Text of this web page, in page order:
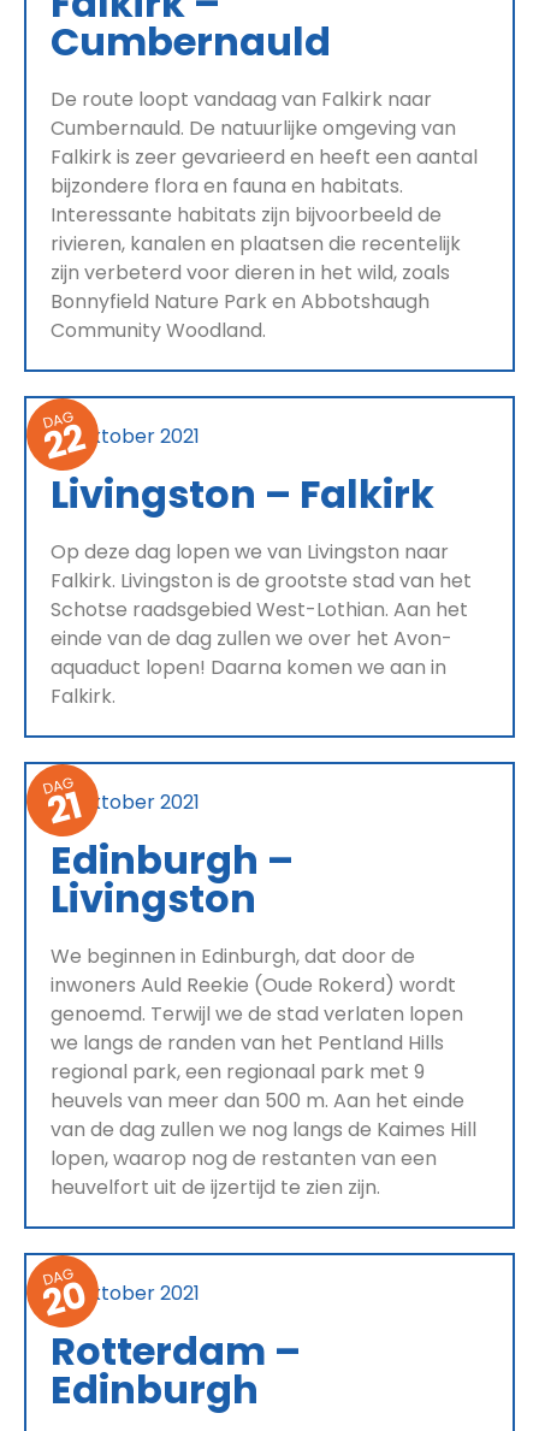
Cumbernauld
De route loopt vandaag van Falkirk naar
Cumbernauld. De natuurlijke omgeving van
Falkirk is zeer gevarieerd en heeft een aantal
bijzondere flora en fauna en habitats.
Interessante habitats zijn bijvoorbeeld de
rivieren, kanalen en plaatsen die recentelijk
zijn verbeterd voor dieren in het wild, zoals
Bonnyfield Nature Park en Abbotshaugh
Community Woodland.
DAG
22
27 oktober 2021
Livingston – Falkirk
Op deze dag lopen we van Livingston naar
Falkirk. Livingston is de grootste stad van het
Schotse raadsgebied West-Lothian. Aan het
einde van de dag zullen we over het Avon-
aquaduct lopen! Daarna komen we aan in
Falkirk.
DAG
21
26 oktober 2021
Edinburgh –
Livingston
We beginnen in Edinburgh, dat door de
inwoners Auld Reekie (Oude Rokerd) wordt
genoemd. Terwijl we de stad verlaten lopen
we langs de randen van het Pentland Hills
regional park, een regionaal park met 9
heuvels van meer dan 500 m. Aan het einde
van de dag zullen we nog langs de Kaimes Hill
lopen, waarop nog de restanten van een
heuvelfort uit de ijzertijd te zien zijn.
DAG
20
25 oktober 2021
Rotterdam –
Edinburgh